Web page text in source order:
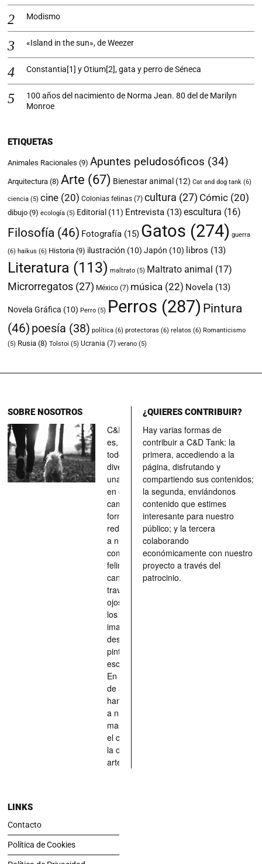
Modismo
«Island in the sun», de Weezer
Constantia[1] y Otium[2], gata y perro de Séneca
100 años del nacimiento de Norma Jean. 80 del de Marilyn
Monroe
ETIQUETAS
Animales Racionales (9) Apuntes peludosóficos (34)
Arquitectura (8) Arte (67) Bienestar animal (12) Cat and dog tank (6)
ciencia (5) cine (20) Colonias felinas (7) cultura (27) Cómic (20)
dibujo (9) ecología (5) Editorial (11) Entrevista (13)escultura (16)
Filosofía (46) Fotografía (15) Gatos (274) guerra
(6) haikus (6) Historia (9) ilustración (10) Japón (10) libros (13)
Literatura (113) maltrato (5) Maltrato animal (17)
Microrregatos (27) México (7) música (22) Novela (13)
Novela Gráfica (10) Perro (5) Perros (287) Pintura
(46) poesía (38) política (6) protectoras (6) relatos (6) Romanticismo
(5) Rusia (8) Tolstoi (5) Ucrania (7) verano (5)
SOBRE NOSOTROS
C&D Tank
es, ante
todo, un
divertimento,
una parada
en el
camino, una
forma de
redescubrir
a nuestros
compañeros
felinos y
caninos a
través de los
ojos quienes
los han
imaginado,
descrito,
pintado,
esculpido...
En definitiva,
de aquellos
han situado
a nuestras
mascotas en
el centro de
la obra de
arte.
¿QUIERES CONTRIBUIR?
Hay varias formas de
contribuir a C&D Tank: la
primera, accediendo a la
página, disfrutando y
compartiendo sus contenidos;
la segunda, enviándonos
contenido que estimes
interesante para nuestro
público; y la tercera
colaborando
económicamente con nuestro
proyecto a través del
patrocinio.
LINKS
Contacto
Política de Cookies